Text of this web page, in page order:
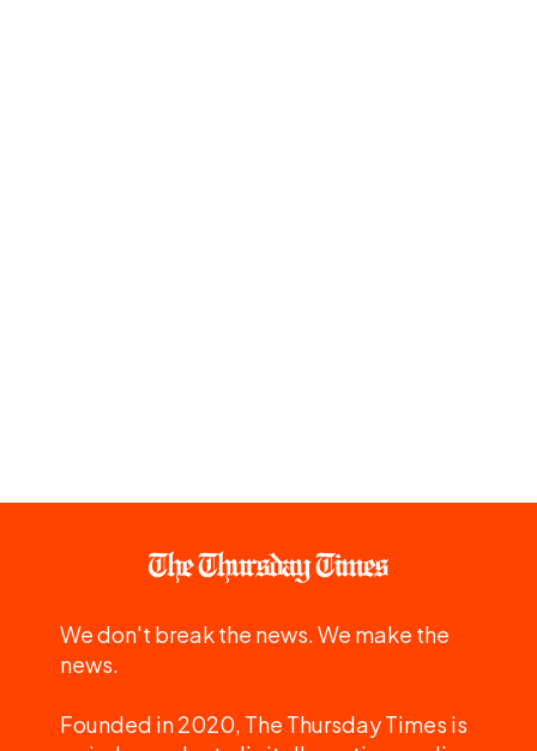
We don't break the news. We make the
news.
Founded in 2020, The Thursday Times is